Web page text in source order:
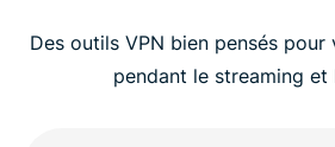
Des outils VPN bien pensés
pendant le streaming et